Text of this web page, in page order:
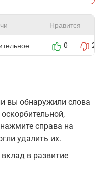
Нравится
0 2
вы обнаружили слова
справа на
удалить их.
в развитие